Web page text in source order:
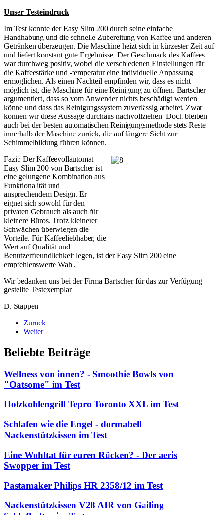
Unser Testeindruck
Im Test konnte der Easy Slim 200 durch seine einfache
Handhabung und die schnelle Zubereitung von Kaffee und anderen
Getränken überzeugen. Die Maschine heizt sich in kürzester Zeit auf
und liefert konstant gute Ergebnisse. Der Geschmack des Kaffees
war durchweg positiv, wobei die verschiedenen Einstellungen für
die Kaffeestärke und -temperatur eine individuelle Anpassung
ermöglichen. Als einen Nachteil empfinden wir, dass es nicht
möglich ist, die Maschine für eine Reinigung zu öffnen. Bartscher
argumentiert, dass so vom Anwender nichts beschädigt werden
könne und dass das Reinigungssystem zuverlässig arbeitet. Zwar
können wir diese Aussage durchaus nachvollziehen. Doch bleiben
auch bei der besten automatischen Reinigungsmethode stets Reste
innerhalb der Maschine zurück, die auf längere Sicht zur
Schimmelbildung führen können.
Fazit: Der Kaffeevollautomat
Easy Slim 200 von Bartscher ist
eine gelungene Kombination aus
Funktionalität und
ansprechendem Design. Er
eignet sich sowohl für den
privaten Gebrauch als auch für
kleinere Büros. Trotz kleinerer
Schwächen überwiegen die
Vorteile. Für Kaffeeliebhaber, die
Wert auf Qualität und
Benutzerfreundlichkeit legen, ist der Easy Slim 200 eine
empfehlenswerte Wahl.
Wir bedanken uns bei der Firma Bartscher für das zur Verfügung
gestellte Testexemplar
D. Stappen
Zurück
Weiter
Beliebte Beiträge
Wellness von innen? - Smoothie Bowls von
"Oatsome" im Test
Holzkohlengrill Tepro Toronto XXL im Test
Schlafen wie die Engel - dormabell
Nackenstützkissen im Test
Eine Wohltat für euren Rücken? - Der aeris
Swopper im Test
Pastamaker Philips HR 2358/12 im Test
Nackenstützkissen V28 AIR von Gailing